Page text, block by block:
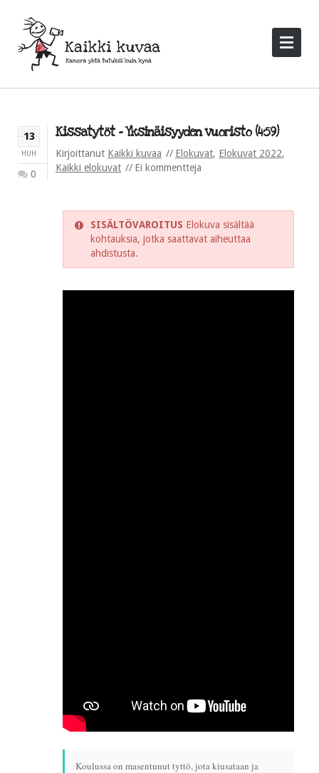
13
HUH
0
Kissatytöt – Yksinäisyyden vuoristo (4:59)
Kirjoittanut Kaikki kuvaa Elokuvat, Elokuvat 2022,
Kaikki elokuvat
Ei kommentteja
SISÄLTÖVAROITUS Elokuva sisältää
kohtauksia, jotka saattavat aiheuttaa
ahdistusta.
Koulussa on masentunut tyttö, jota kiusataan ja